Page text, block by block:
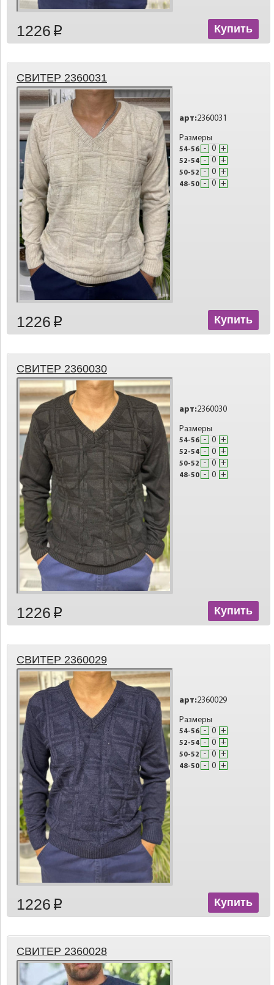
1226 p Купить
СВИТЕР 2360031
арт:2360031
Размеры
54-56 - +
52-54 - +
50-52 - +
48-50 - +
1226 p Купить
СВИТЕР 2360030
арт:2360030
Размеры
54-56 - +
52-54 - +
50-52 - +
48-50 - +
1226 p Купить
СВИТЕР 2360029
арт:2360029
Размеры
54-56 - +
52-54 - +
50-52 - +
48-50 - +
1226 p Купить
СВИТЕР 2360028